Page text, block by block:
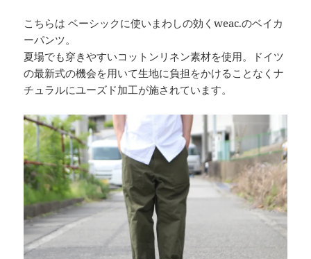
こちらは ベーシックに使いまわしの効くweac.のベイカ
ーパンツ。
夏場でも穿きやすいコットンリネン素材を使用。ドイツ
の最新式の機会を用いて生地に負担をかけることなくナ
チュラルにユーズド加工が施されています。